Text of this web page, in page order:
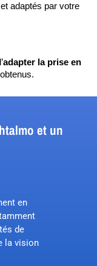
adaptés par votre
adapter la prise en
et un
en
de
la vision